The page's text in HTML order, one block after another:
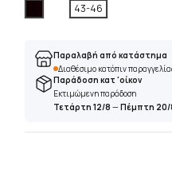
43-46
Παραλαβή από κατάστημα
Διαθέσιμο κατόπιν
Παράδοση κατ 'οίκον
Εκτιμώμενη παράδοση
Τετάρτη 12/8 —Πέμπτη 20/